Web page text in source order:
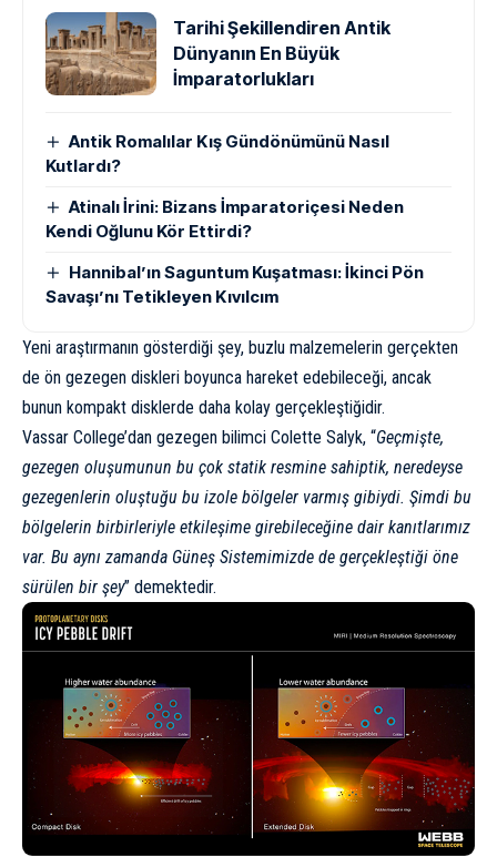
Tarihi Şekillendiren Antik
Dünyanın En Büyük
İmparatorlukları
Antik Romalılar Kış Gündönümünü Nasıl
Kutlardı?
Atinalı İrini: Bizans İmparatoriçesi Neden
Kendi Oğlunu Kör Ettirdi?
Hannibal’ın Saguntum Kuşatması: İkinci Pön
Savaşı’nı Tetikleyen Kıvılcım
Yeni araştırmanın gösterdiği şey, buzlu malzemelerin gerçekten
de ön gezegen diskleri boyunca hareket edebileceği, ancak
bunun kompakt disklerde daha kolay gerçekleştiğidir.
Vassar College’dan gezegen bilimci Colette Salyk, “Geçmişte,
gezegen oluşumunun bu çok statik resmine sahiptik, neredeyse
gezegenlerin oluştuğu bu izole bölgeler varmış gibiydi. Şimdi bu
bölgelerin birbirleriyle etkileşime girebileceğine dair kanıtlarımız
var. Bu aynı zamanda Güneş Sistemimizde de gerçekleştiği öne
sürülen bir şey” demektedir.